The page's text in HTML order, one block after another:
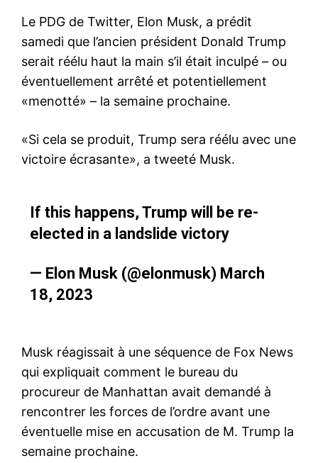
le1.ma
l'intelligence de
Insight Publications
À propos
Nous contacter
Le PDG de Twitter, Elon Musk, a prédit
samedi que l’ancien président Donald Trump
serait réélu haut la main s’il était inculpé – ou
éventuellement arrêté et potentiellement
«menotté» – la semaine prochaine.
«Si cela se produit, Trump sera réélu avec une
victoire écrasante», a tweeté Musk.
If this happens, Trump will be re-
elected in a landslide victory
— Elon Musk (@elonmusk) March
18, 2023
Musk réagissait à une séquence de Fox News
qui expliquait comment le bureau du
procureur de Manhattan avait demandé à
rencontrer les forces de l’ordre avant une
éventuelle mise en accusation de M. Trump la
semaine prochaine.